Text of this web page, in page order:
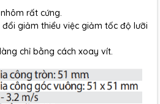
rất cứng.
giảm thiểu việc giảm tốc độ lưỡi
chỉ bằng cách xoay vít.